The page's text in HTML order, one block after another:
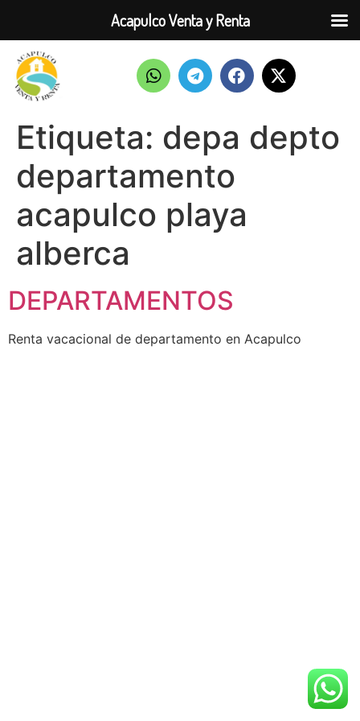
Etiqueta: depa depto
departamento
acapulco playa
alberca
DEPARTAMENTOS
Renta vacacional de departamento en Acapulco
Acapulco Venta y Renta